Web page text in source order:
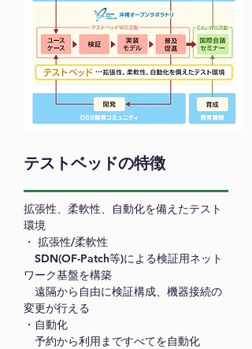
テストベッドの特徴
拡張性、柔軟性、自動化を備えたテスト
環境
・ 拡張性/柔軟性
SDN(OF-Patch等)による検証用ネット
ワーク基盤を構築
遠隔から自由に検証構成、機器接続の
変更が行える
・自動化
予約から利用まですべてを自動化